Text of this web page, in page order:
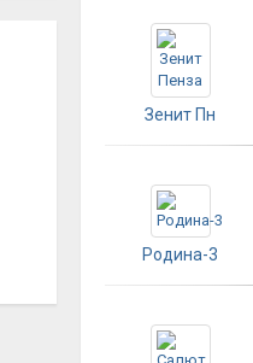
Зенит Пн
Родина-3